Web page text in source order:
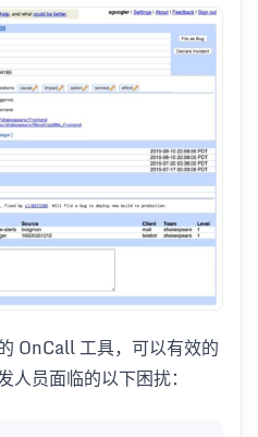
OnCall 工具，可以有效的
员面临的以下困扰：